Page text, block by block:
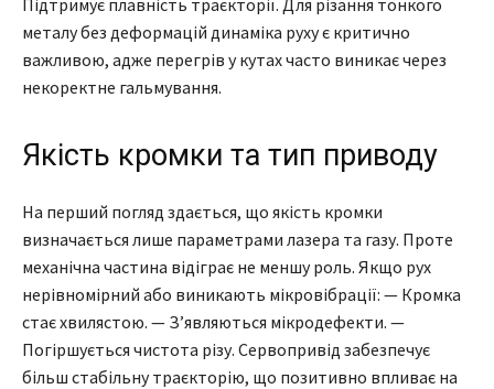
металу без деформацій динаміка руху є критично
важливою, адже перегрів у кутах часто виникає через
некоректне гальмування.
Якість кромки та тип приводу
На перший погляд здається, що якість кромки
визначається лише параметрами лазера та газу. Проте
механічна частина відіграє не меншу роль. Якщо рух
нерівномірний або виникають мікровібрації: — Кромка
стає хвилястою. — З’являються мікродефекти. —
Погіршується чистота різу. Сервопривід забезпечує
більш стабільну траєкторію, що позитивно впливає на